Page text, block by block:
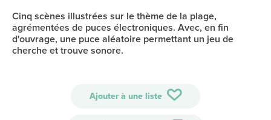
Cinq scènes illustrées sur le thème de la plage,
agrémentées de puces électroniques. Avec, en fin
d'ouvrage, une puce aléatoire permettant un jeu de
cherche et trouve sonore.
Ajouter à une liste